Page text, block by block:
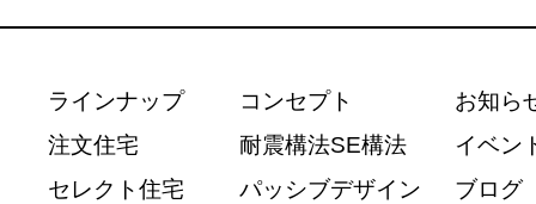
ラインナップ
注文住宅
セレクト住宅
コンセプト
耐震構法SE構法
パッシブデザイン
お知ら
イベン
ブログ